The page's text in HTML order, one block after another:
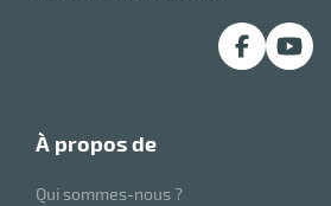
à propos de
Qui sommes-nous ?